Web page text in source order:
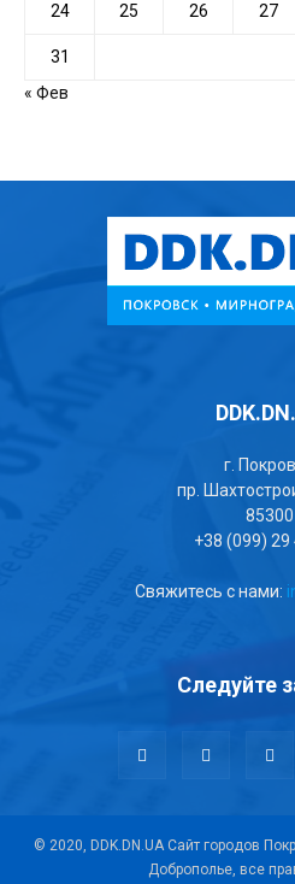
24 25 26 27
31
« Фев
г.
пр.
85300
+38 (099) 29
Свяжитесь с нами:
Следуйте
© 2020, DDK.DN.UA Сайт городов
Доброполье, все